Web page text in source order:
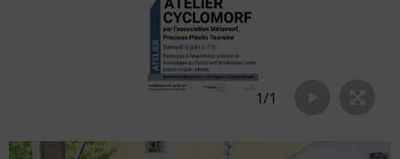
1/1